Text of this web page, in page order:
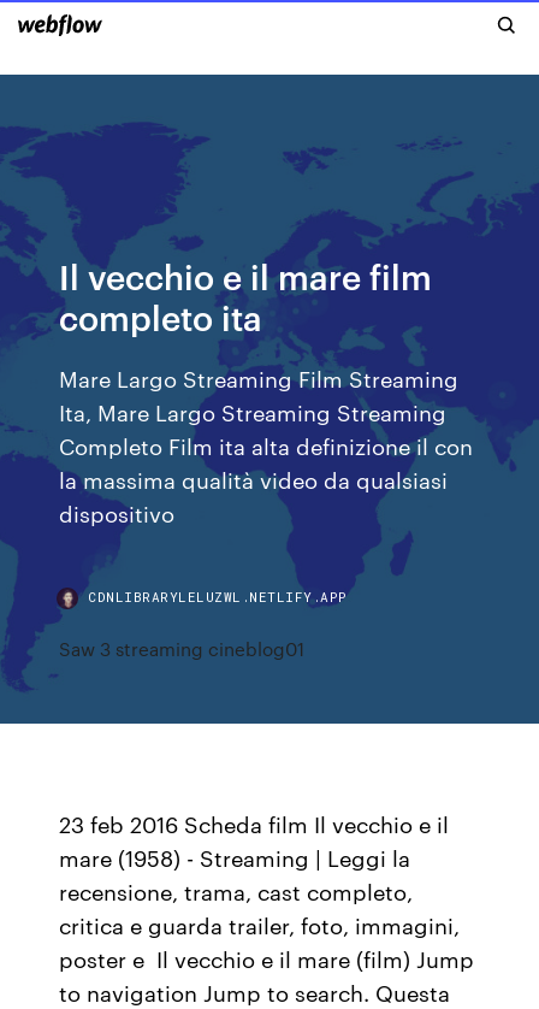
Il vecchio e il mare film
completo ita
Mare Largo Streaming Film Streaming
Ita, Mare Largo Streaming Streaming
Completo Film ita alta definizione il con
la massima qualità video da qualsiasi
dispositivo
CDNLIBRARYLELUZWL.NETLIFY.APP
Saw 3 streaming cineblog01
23 feb 2016 Scheda film Il vecchio e il
mare (1958) - Streaming | Leggi la
recensione, trama, cast completo,
critica e guarda trailer, foto, immagini,
poster e Il vecchio e il mare (film) Jump
to navigation Jump to search. Questa